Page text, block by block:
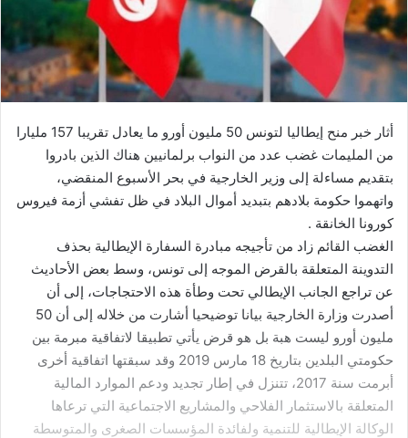
أثار خبر منح إيطاليا لتونس 50 مليون أورو ما يعادل تقريبا 157 مليارا
من المليمات غضب عدد من النواب برلمانيين هناك الذين بادروا
بتقديم مساءلة إلى وزير الخارجية في بحر الأسبوع المنقضي،
واتهموا حكومة بلادهم بتبديد أموال البلاد في ظل تفشي أزمة فيروس
كورونا الخانقة .
الغضب القائم زاد من تأجيجه مبادرة السفارة الإيطالية بحذف
التدوينة المتعلقة بالقرض الموجه إلى تونس، وسط بعض الأحاديث
عن تراجع الجانب الإيطالي تحت وطأة هذه الاحتجاجات، إلى أن
أصدرت وزارة الخارجية بيانا توضيحيا أشارت من خلاله إلى أن 50
مليون أورو ليست هبة بل هو قرض يأتي تطبيقا لاتفاقية مبرمة بين
حكومتي البلدين بتاريخ 18 مارس 2019 وقد سبقتها اتفاقية أخرى
أبرمت سنة 2017، تتنزل في إطار تجديد ودعم الموارد المالية
المتعلقة بالاستثمار الفلاحي والمشاريع الاجتماعية التي ترعاها
الوكالة الإيطالية للتنمية ولفائدة المؤسسات الصغرى والمتوسطة